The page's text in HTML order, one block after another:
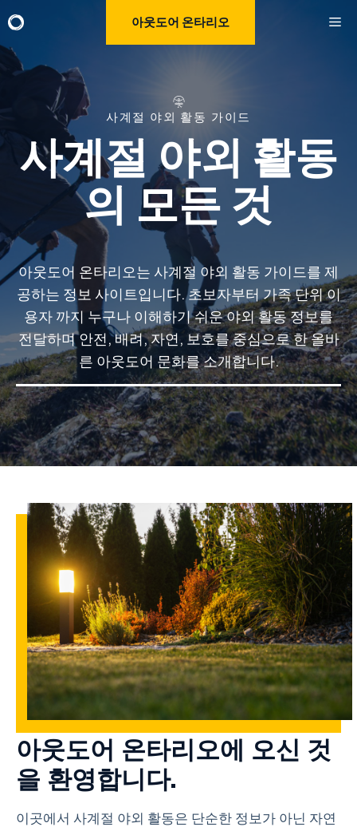
to
content
아웃도어 온타리오
사계절 야외 활동 가이드
사계절 야외 활동
의 모든 것
아웃도어 온타리오는 사계절 야외 활동 가이드를 제
공하는 정보 사이트입니다. 초보자부터 가족 단위 이
용자 까지 누구나 이해하기 쉬운 야외 활동 정보를
전달하며 안전, 배려, 자연, 보호를 중심으로 한 올바
른 아웃도어 문화를 소개합니다.
아웃도어 온타리오에 오신 것
을 환영합니다.
이곳에서 사계절 야외 활동은 단순한 정보가 아닌 자연